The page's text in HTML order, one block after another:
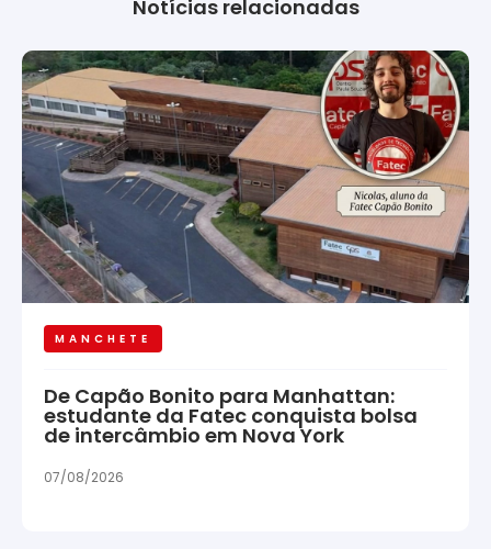
Notícias relacionadas
MANCHETE
De Capão Bonito para Manhattan:
estudante da Fatec conquista bolsa
de intercâmbio em Nova York
07/08/2026